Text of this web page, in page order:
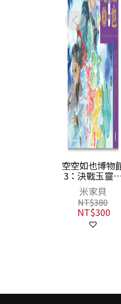
空空如也博物
3：決戰玉靈
境
米家貝
NT$380
NT$300